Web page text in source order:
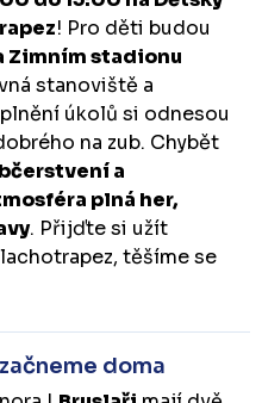
! Pro děti budou
Zimním stadionu
stanoviště a
úkolů si odnesou
na zub. Chybět
a
plná her,
. Přijďte si užít
těšíme se
doma